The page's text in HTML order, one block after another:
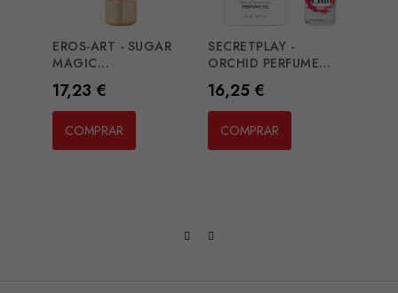
EROS-ART - SUGAR
MAGIC...
Preço
17,23 €
COMPRAR
SECRETPLAY -
ORCHID PERFUME...
Preço
16,25 €
COMPRAR